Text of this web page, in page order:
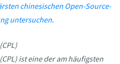
chinesischen Open-Source-
untersuchen.
ist eine der am häufigsten